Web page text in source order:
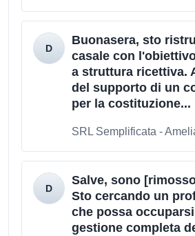
Buonasera, sto
casale con
a struttura ricettiva.
del supporto di un
per la costituzione...
SRL Semplificata -
Salve, sono
Sto cercando un
che possa
gestione completa